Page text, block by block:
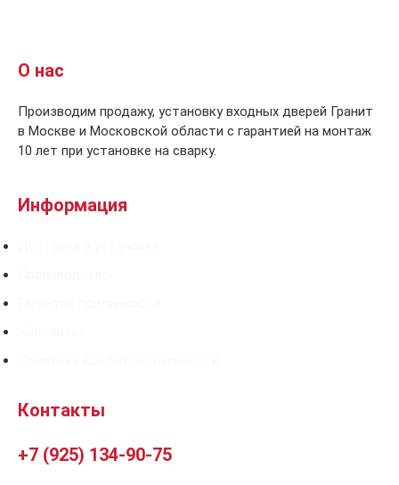
О нас
Производим продажу, установку входных дверей Гранит
в Москве и Московской области с гарантией на монтаж
10 лет при установке на сварку.
Информация
Контакты
+7 (925) 134-90-75